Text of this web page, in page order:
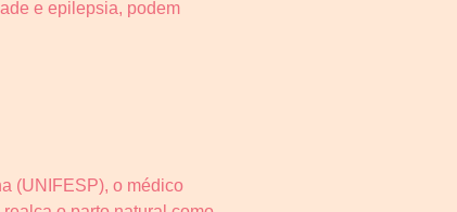
e epilepsia, podem
(UNIFESP), o médico